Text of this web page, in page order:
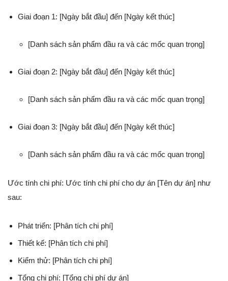
Giai đoạn 1: [Ngày bắt đầu] đến [Ngày kết thúc]
[Danh sách sản phẩm đầu ra và các mốc quan trọng]
Giai đoạn 2: [Ngày bắt đầu] đến [Ngày kết thúc]
[Danh sách sản phẩm đầu ra và các mốc quan trọng]
Giai đoạn 3: [Ngày bắt đầu] đến [Ngày kết thúc]
[Danh sách sản phẩm đầu ra và các mốc quan trọng]
Ước tính chi phí: Ước tính chi phí cho dự án [Tên dự án] như
sau:
Phát triển: [Phân tích chi phí]
Thiết kế: [Phân tích chi phí]
Kiểm thử: [Phân tích chi phí]
Tổng chi phí: [Tổng chi phí dự án]